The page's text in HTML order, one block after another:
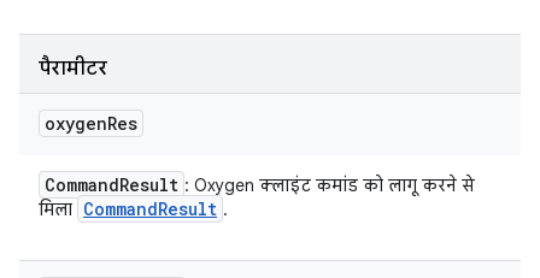
पैरामीटर
oxygenRes
CommandResult : Oxygen क्लाइंट कमांड को लागू करने से
मिला CommandResult .